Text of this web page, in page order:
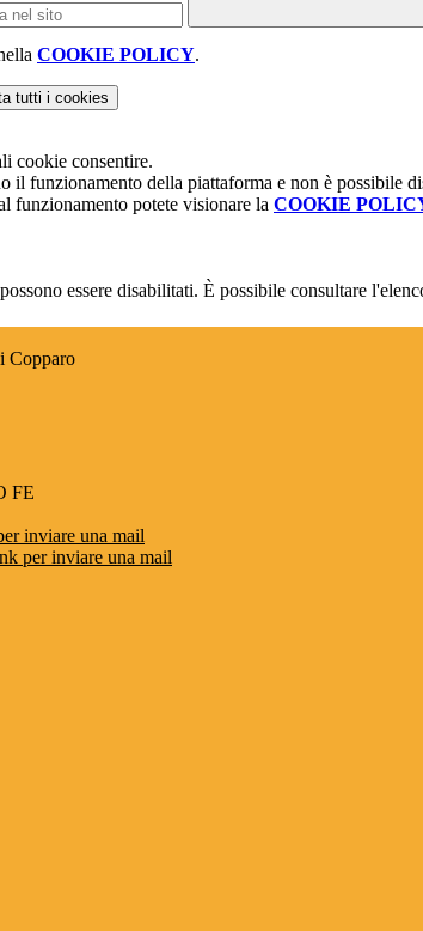
COOKIE POLICY.
tutti i cookies
cookie consentire.
il funzionamento della piattaforma e non è possibile
funzionamento potete visionare la COOKIE
essere disabilitati. È possibile consultare
Copparo
FE
inviare una mail
per inviare una mail